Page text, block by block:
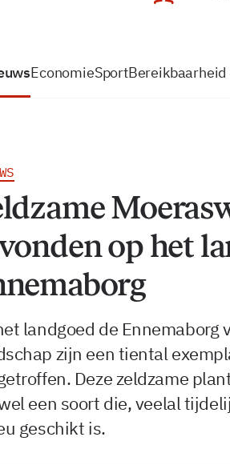
EconomieSport
op het
landgoed de Ennemaborg
zijn een tiental
Deze zeldzame
een soort die, veelal
geschikt is.